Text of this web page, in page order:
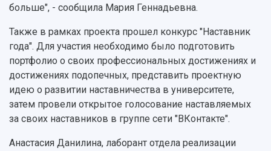
больше", - сообщила Мария Геннадьевна.
Также в рамках проекта прошел конкурс "Наставник
года". Для участия необходимо было подготовить
портфолио о своих профессиональных достижениях и
достижениях подопечных, представить проектную
идею о развитии наставничества в университете,
затем провели открытое голосование наставляемых
за своих наставников в группе сети "ВКонтакте".
Анастасия Данилина, лаборант отдела реализации